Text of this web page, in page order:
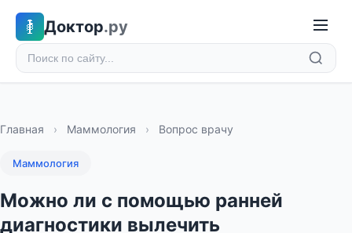
Доктор.ру
Главная › Маммология › Вопрос врачу
Маммология
Можно ли с помощью ранней
диагностики вылечить